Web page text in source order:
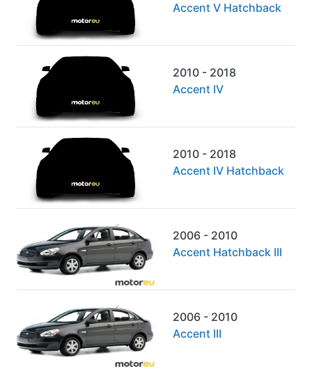
Accent V Hatchback
2010 - 2018
Accent IV
2010 - 2018
Accent IV Hatchback
2006 - 2010
Accent Hatchback III
2006 - 2010
Accent III